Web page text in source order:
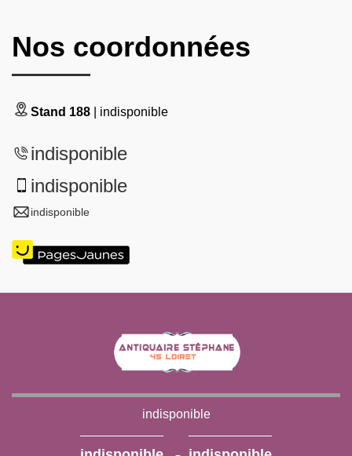
Nos coordonnées
Stand 188 | indisponible
indisponible
indisponible
indisponible
indisponible